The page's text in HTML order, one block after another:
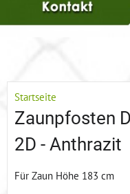
Startseite
Zaunpfosten
2D - Anthrazit
Für Zaun Höhe 183 cm